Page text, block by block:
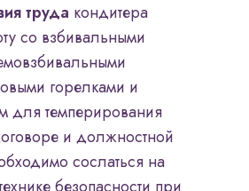
труда кондитера
со взбивальными
горелками и
для темперирования
и должностной
сослаться на